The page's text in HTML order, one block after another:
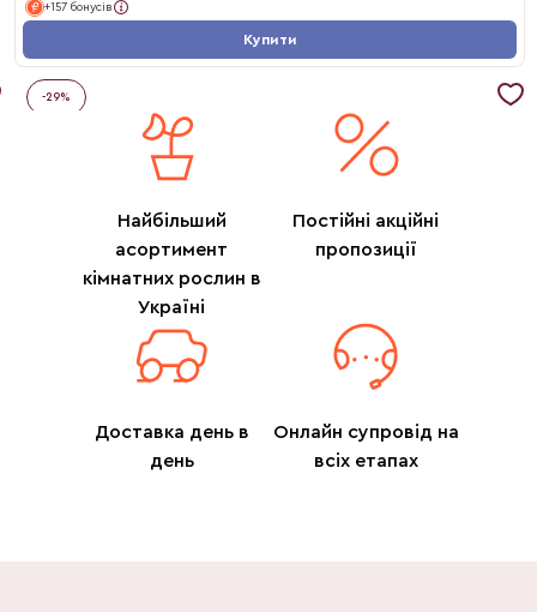
+157 бонусів
Купити
-29%
Найбільший
асортимент
кімнатних рослин в
Україні
Постійні акційні
пропозиції
Доставка день в
день
Онлайн супровід на
всіх етапах